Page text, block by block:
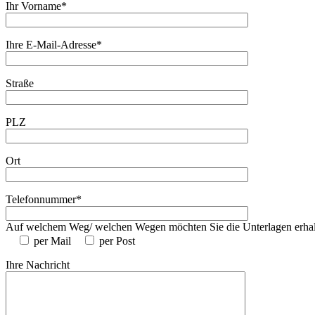
Ihr Vorname*
Ihre E-Mail-Adresse*
Straße
PLZ
Ort
Telefonnummer*
Auf welchem Weg/ welchen Wegen möchten Sie die Unterlagen
per Mail
per Post
Ihre Nachricht